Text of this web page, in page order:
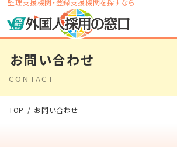
監理支援機関・登録支援機関を探すなら
お問い合わせ
CONTACT
TOP お問い合わせ